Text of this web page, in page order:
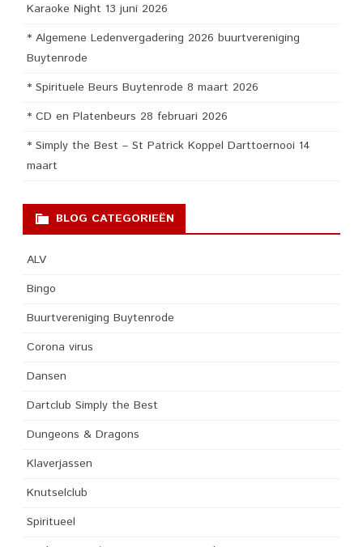
Karaoke Night 13 juni 2026
* Algemene Ledenvergadering 2026 buurtvereniging
Buytenrode
* Spirituele Beurs Buytenrode 8 maart 2026
* CD en Platenbeurs 28 februari 2026
* Simply the Best – St Patrick Koppel Darttoernooi 14
maart
BLOG CATEGORIEËN
ALV
Bingo
Buurtvereniging Buytenrode
Corona virus
Dansen
Dartclub Simply the Best
Dungeons & Dragons
Klaverjassen
Knutselclub
Spiritueel